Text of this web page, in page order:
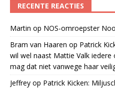
RECENTE REACTIES
Martin op NOS-omroepster
Bram van Haaren op Patrick
wil wel naast Mattie Valk
mag dat niet vanwege haar
Jeffrey op Patrick Kicken: